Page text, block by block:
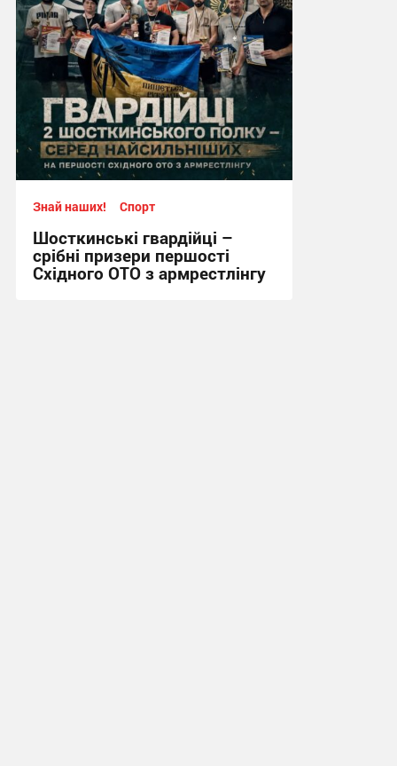
Знай наших! Спорт
Шосткинські гвардійці –
срібні призери першості
Східного ОТО з армрестлінгу